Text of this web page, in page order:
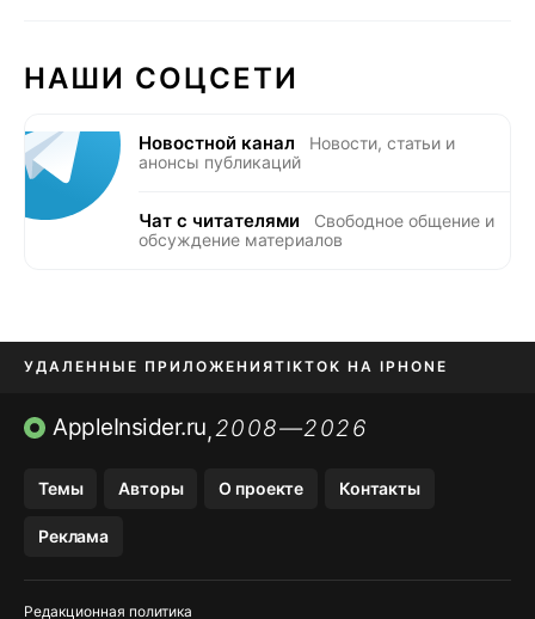
НАШИ СОЦСЕТИ
Новостной канал
Новости, статьи и
анонсы публикаций
Чат с читателями
Свободное общение и
обсуждение материалов
УДАЛЕННЫЕ ПРИЛОЖЕНИЯTIKTOK НА IPHONE
ПРИЛОЖЕНИЯ БЕЗ APP STORE
AppleInsider.ru,2008—2026
Темы Авторы О проекте Контакты
Реклама
Редакционная политика